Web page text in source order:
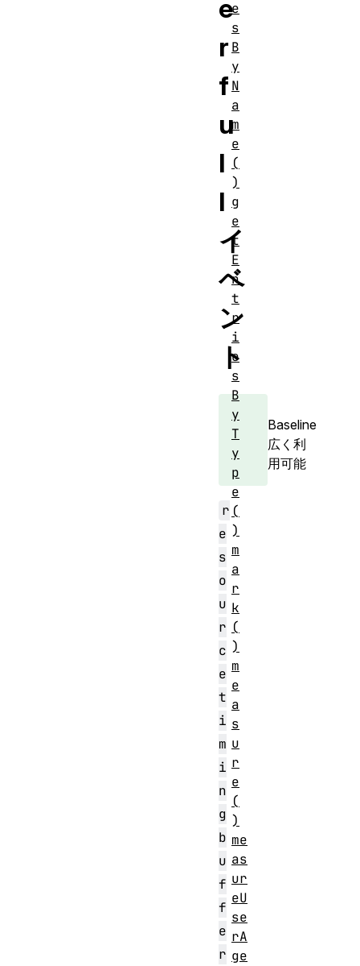
e
r
f
u
l
l
イ
ベ
ン
ト
Baseline
広く利
用可能
r
e
s
o
u
r
c
e
t
i
m
i
n
g
b
u
f
f
e
r
e
s
B
y
N
a
m
e
(
)
g
e
t
E
n
t
r
i
e
s
B
y
T
y
p
e
(
)
m
a
r
k
(
)
m
e
a
s
u
r
e
(
)
me
as
ur
eU
se
rA
ge